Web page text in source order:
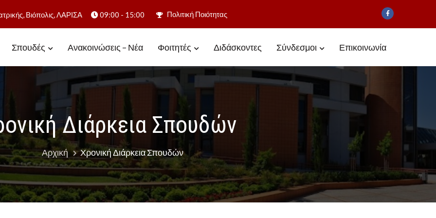
Βιόπολις, ΛΑΡΙΣΑ 09:00 - 15:00 Πολιτική Ποιότητας
Σπουδές Ανακοινώσεις – Νέα Φοιτητές Διδάσκοντες Σύνδεσμοι Επικοινωνία
Διάρκεια Σπουδών
Αρχική Χρονική Διάρκεια Σπουδών